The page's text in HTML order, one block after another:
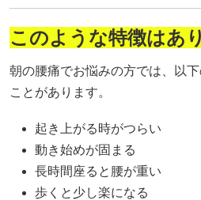
このような特徴はあ
朝の腰痛でお悩みの方では、以
ことがあります。
起き上がる時がつらい
動き始めが固まる
長時間座ると腰が重い
歩くと少し楽になる